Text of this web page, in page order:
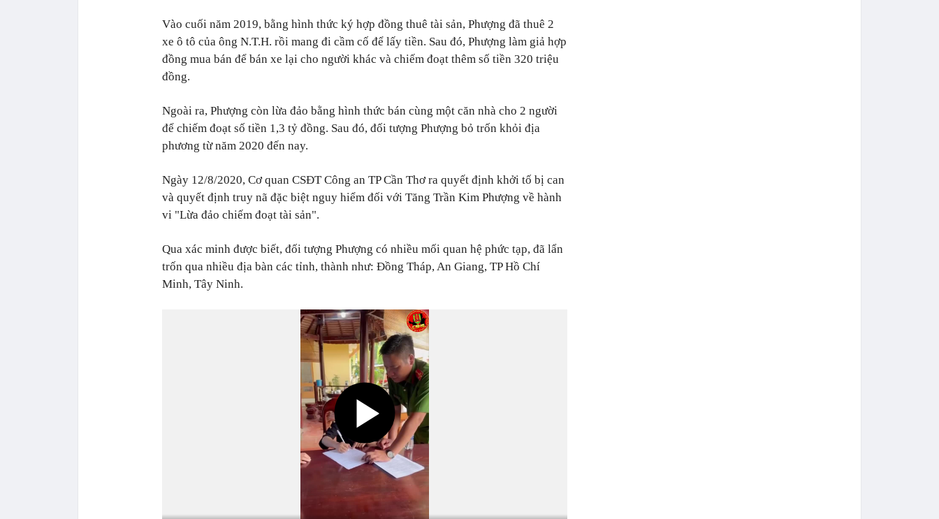
Vào cuối năm 2019, bằng hình thức ký hợp đồng thuê tài sản, Phượng đã thuê 2
xe ô tô của ông N.T.H. rồi mang đi cầm cố để lấy tiền. Sau đó, Phượng làm giả hợp
đồng mua bán để bán xe lại cho người khác và chiếm đoạt thêm số tiền 320 triệu
đồng.
Ngoài ra, Phượng còn lừa đảo bằng hình thức bán cùng một căn nhà cho 2 người
để chiếm đoạt số tiền 1,3 tỷ đồng. Sau đó, đối tượng Phượng bỏ trốn khỏi địa
phương từ năm 2020 đến nay.
Ngày 12/8/2020, Cơ quan CSĐT Công an TP Cần Thơ ra quyết định khởi tố bị can
và quyết định truy nã đặc biệt nguy hiểm đối với Tăng Trần Kim Phượng về hành
vi "Lừa đảo chiếm đoạt tài sản".
Qua xác minh được biết, đối tượng Phượng có nhiều mối quan hệ phức tạp, đã lẩn
trốn qua nhiều địa bàn các tỉnh, thành như: Đồng Tháp, An Giang, TP Hồ Chí
Minh, Tây Ninh.